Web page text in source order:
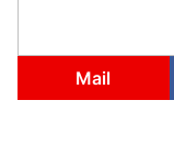
Mail